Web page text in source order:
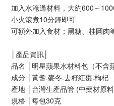
加入水淹過材料，大約600～
小火滾煮10分鐘即可
可額外加入食材；黑糖、桂圓肉
│產品資訊│
品名 │明星蘋果水材料包（不含
成分 │黃耆.麥冬.去籽紅棗.枸杞
產地 │台灣生產品管 (中藥材原
規格 │每包30克